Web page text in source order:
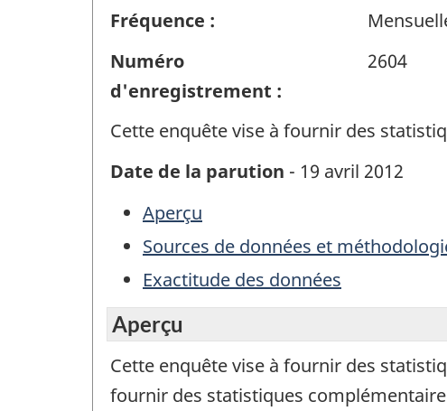
Fréquence :
Numéro
d'enregistrement :
2604
Cette enquête vise à fournir des
Date de la parution - 19 avril 2012
Aperçu
Sources de données et
Exactitude des données
Aperçu
Cette enquête vise à fournir des
fournir des statistiques